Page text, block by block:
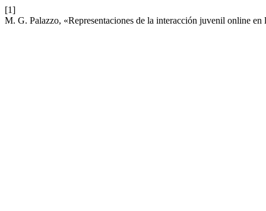
[1]
M. G. Palazzo, «Representaciones de la interacción juvenil online en